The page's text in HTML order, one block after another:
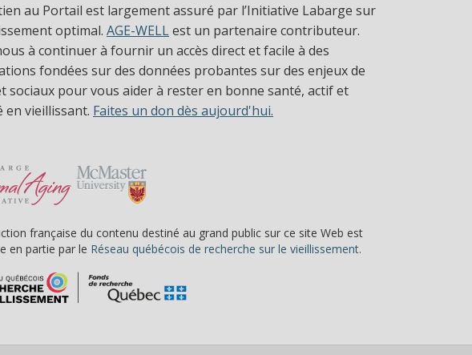
au Portail est largement assuré par l’Initiative Labarge sur
optimal. AGE-WELLest un partenaire contributeur.
à continuer à fournir un accès direct et facile à des
fondées sur des données probantes sur des enjeux de
sociaux pour vous aider à rester en bonne santé, actif et
en vieillissant. Faites un don dès aujourd'hui.
française du contenu destiné au grand public sur ce site Web est
en partie par le Réseau québécois de recherche sur le vieillissement.